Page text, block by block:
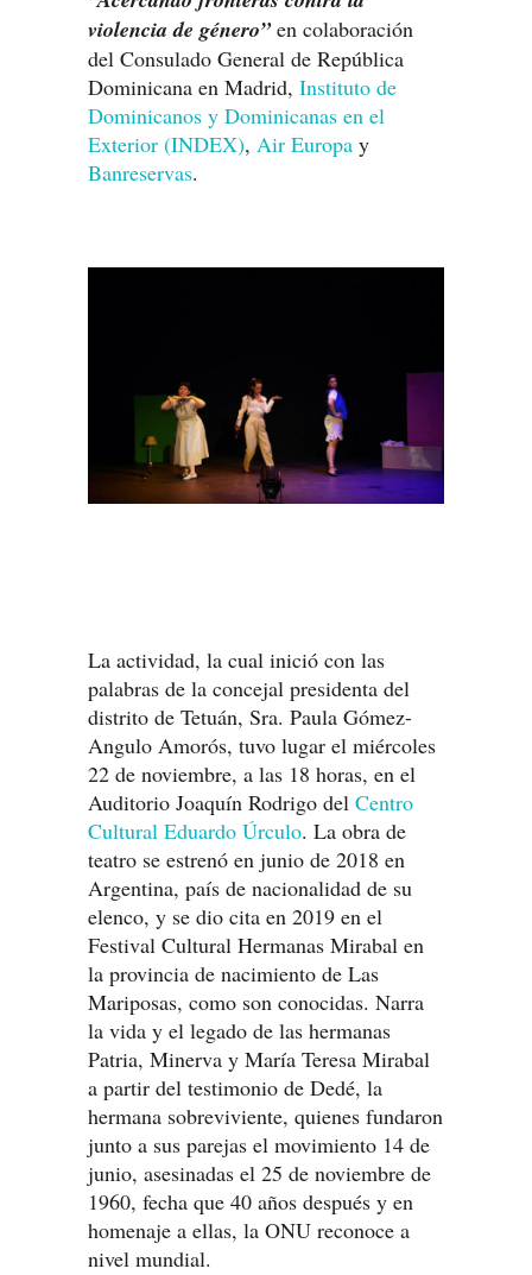
violencia de género”en colaboración
del Consulado General de República
Dominicana en Madrid, Instituto de
Dominicanos y Dominicanas en el
Exterior (INDEX), Air Europa y
Banreservas.
La actividad, la cual inició con las
palabras de la concejal presidenta del
distrito de Tetuán, Sra. Paula Gómez-
Angulo Amorós, tuvo lugar el miércoles
22 de noviembre, a las 18 horas, en el
Auditorio Joaquín Rodrigo del Centro
Cultural Eduardo Úrculo. La obra de
teatro se estrenó en junio de 2018 en
Argentina, país de nacionalidad de su
elenco, y se dio cita en 2019 en el
Festival Cultural Hermanas Mirabal en
la provincia de nacimiento de Las
Mariposas, como son conocidas. Narra
la vida y el legado de las hermanas
Patria, Minerva y María Teresa Mirabal
a partir del testimonio de Dedé, la
hermana sobreviviente, quienes fundaron
junto a sus parejas el movimiento 14 de
junio, asesinadas el 25 de noviembre de
1960, fecha que 40 años después y en
homenaje a ellas, la ONU reconoce a
nivel mundial.